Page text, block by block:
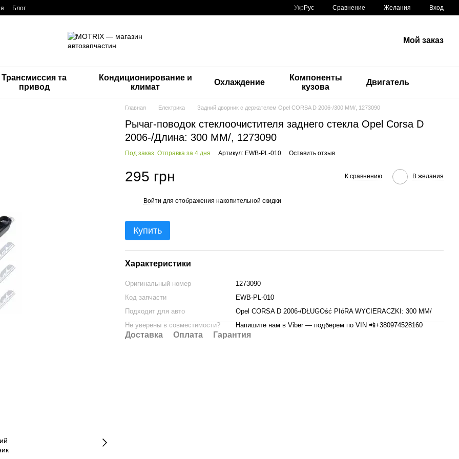
Блог Укр Рус Сравнение Желания Вход
Мой заказ
Трансмиссия та
привод
Кондиционирование и
климат
Охлаждение
Компоненты
кузова
Двигатель
Главная Електрика Задний дворник с держателем Opel CORSA D 2006-/300 MM/, 1273090
Рычаг-поводок стеклоочистителя заднего стекла Opel Corsa D
2006-/Длина: 300 MM/, 1273090
Под заказ. Отправка за 4 дня Артикул: EWB-PL-010 Оставить отзыв
295 грн К сравнению В желания
Войти для отображения накопительной скидки
Купить
Характеристики
Оригинальный номер
1273090
Код запчасти
EWB-PL-010
Подходит для авто
Opel CORSA D 2006-/DŁUGOść PIóRA WYCIERACZKI: 300 MM/
Не уверены в совместимости?
Напишите нам в Viber — подберем по VIN 📲+380974528160
Доставка Оплата Гарантия